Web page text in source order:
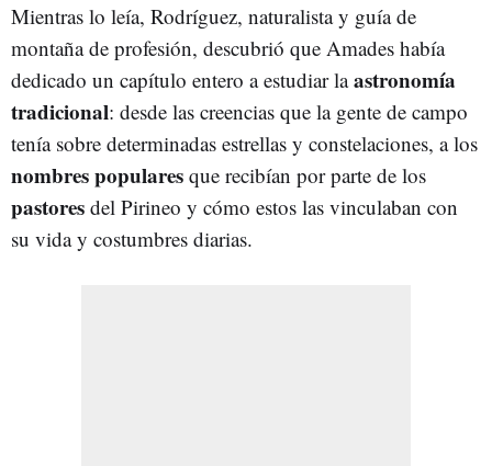
Mientras lo leía, Rodríguez, naturalista y guía de
montaña de profesión, descubrió que Amades había
dedicado un capítulo entero a estudiar laastronomía
tradicional: desde las creencias que la gente de campo
tenía sobre determinadas estrellas y constelaciones, a los
nombres populares que recibían por parte de los
pastores del Pirineo y cómo estos las vinculaban con
su vida y costumbres diarias.